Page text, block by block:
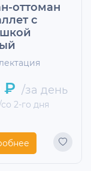
оттоман
с
₽ /за день
2-го дня